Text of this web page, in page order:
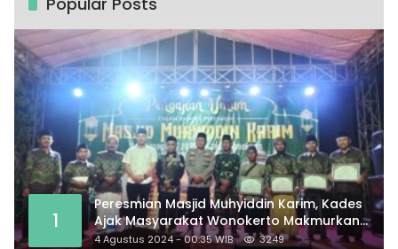
1
Peresmian Masjid Muhyiddin Karim, Kades
Ajak Masyarakat Wonokerto Makmurkan
Masjid
4 Agustus 2024 - 00:35 WIB 3249